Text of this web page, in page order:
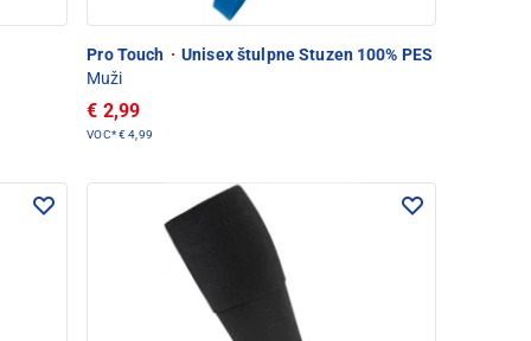
Pro Touch · Unisex štulpne Stuzen 100% PES
Muži
€ 2,99
VOC*€ 4,99